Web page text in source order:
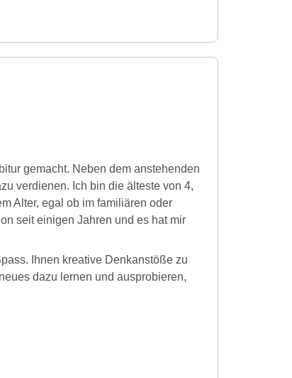
gemacht. Neben dem anstehenden
verdienen. Ich bin die älteste von 4,
Alter, egal ob im familiären oder
seit einigen Jahren und es hat mir
Ihnen kreative Denkanstöße zu
dazu lernen und ausprobieren,